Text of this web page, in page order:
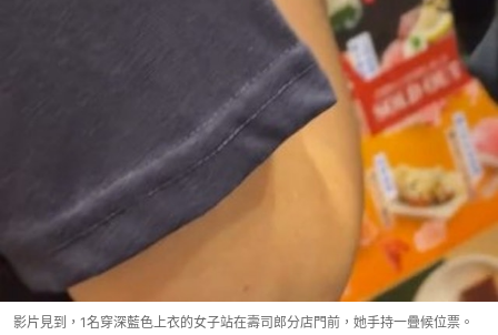
影片見到，1名穿深藍色上衣的女子站在壽司郎分店門前，她手持一疊候位票。